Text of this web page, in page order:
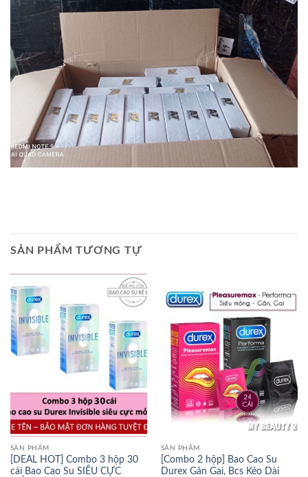
SẢN PHẨM TƯƠNG TỰ
SẢN PHẨM
[DEAL HOT] Combo 3 hộp 30
cái Bao Cao Su SIÊU CỰC
SẢN PHẨM
[Combo 2 hộp] Bao Cao Su
Durex Gân Gai, Bcs Kéo Dài